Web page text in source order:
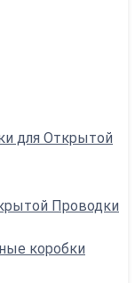
для Открытой
Проводки
коробки